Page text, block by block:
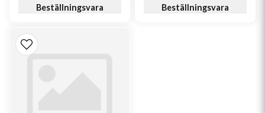
Beställningsvara
Beställningsvara